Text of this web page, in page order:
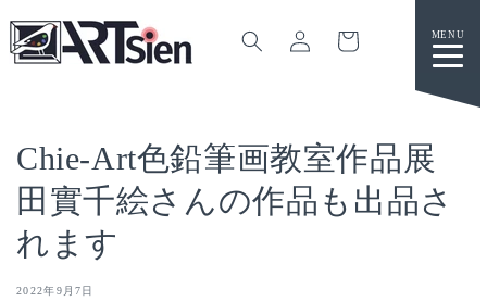
グ
イ
ー
Chie-Art色鉛筆画教室作品展
田實千絵さんの作品も出品さ
れます
2022年9月7日